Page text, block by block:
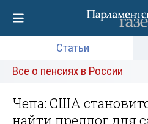
Статьи
Все о пенсиях в России
Чепа: США
найти предлог для